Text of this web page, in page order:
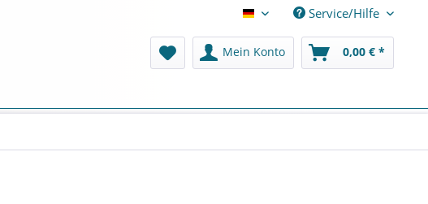
Deutsch Service/Hilfe
Mein Konto 0,00 € *